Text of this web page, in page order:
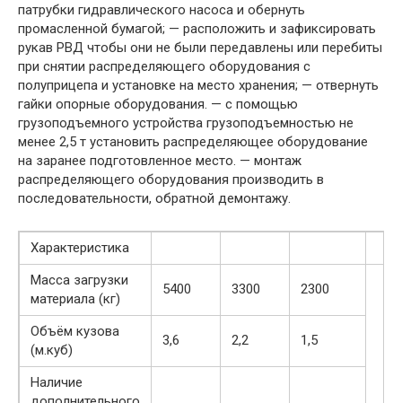
патрубки гидравлического насоса и обернуть
промасленной бумагой; — расположить и зафиксировать
рукав РВД чтобы они не были передавлены или перебиты
при снятии распределяющего оборудования с
полуприцепа и установке на место хранения; — отвернуть
гайки опорные оборудования. — с помощью
грузоподъемного устройства грузоподъемностью не
менее 2,5 т установить распределяющее оборудование
на заранее подготовленное место. — монтаж
распределяющего оборудования производить в
последовательности, обратной демонтажу.
​Характеристика
Масса загрузки
материала (кг)​
5400​ 3300​ 2300​
​Объём кузова
(м.куб)
​3,6 ​2,2 ​1,5
Наличие